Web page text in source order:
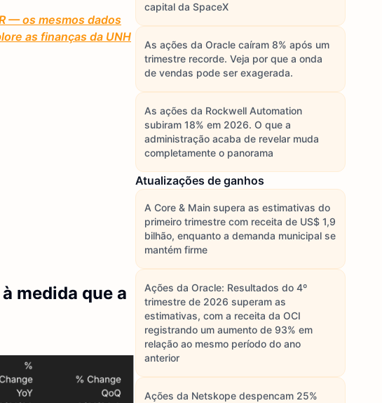
— os mesmos dados
as finanças da UNH
medida que a
capital da SpaceX
As ações da Oracle caíram 8% após um
trimestre recorde. Veja por que a onda
de vendas pode ser exagerada.
As ações da Rockwell Automation
subiram 18% em 2026. O que a
administração acaba de revelar muda
completamente o panorama
Atualizações de ganhos
A Core & Main supera as estimativas do
primeiro trimestre com receita de US$ 1,9
bilhão, enquanto a demanda municipal se
mantém firme
Ações da Oracle: Resultados do 4º
trimestre de 2026 superam as
estimativas, com a receita da OCI
registrando um aumento de 93% em
relação ao mesmo período do ano
anterior
Ações da Netskope despencam 25%